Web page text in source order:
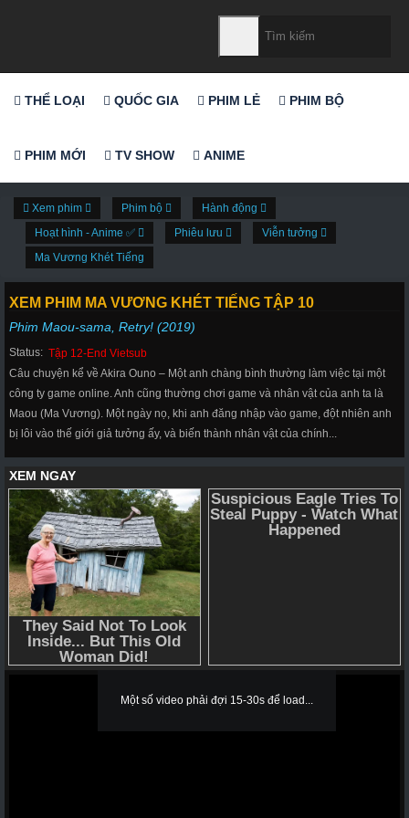
THỂ LOẠI QUỐC GIA PHIM LẺ PHIM BỘ
PHIM MỚI TV SHOW ANIME
Xem phim Phim bộ
Hành động
Hoạt hình - Anime ✅
Phiêu lưu
Viễn tưởng
Ma Vương Khét Tiếng
XEM PHIM MA VƯƠNG KHÉT TIẾNG TẬP 10
Phim Maou-sama, Retry! (2019)
Status: Tập 12-End Vietsub
Câu chuyện kể về Akira Ouno – Một anh chàng bình thường làm việc tại một
công ty game online. Anh cũng thường chơi game và nhân vật của anh ta là
Maou (Ma Vương). Một ngày nọ, khi anh đăng nhập vào game, đột nhiên anh
bị lôi vào thế giới giả tưởng ấy, và biến thành nhân vật của chính...
Một số video phải đợi 15-30s để load...